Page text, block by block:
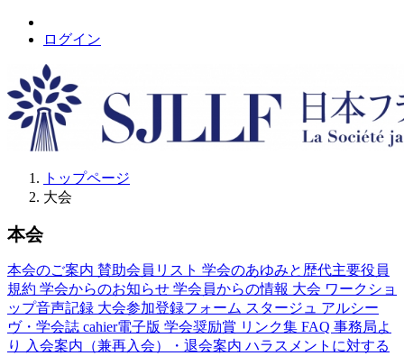
ログイン
トップページ
大会
本会
本会のご案内 賛助会員リスト 学会のあゆみと歴代主要役員
規約 学会からのお知らせ 学会員からの情報 大会 ワークショ
ップ音声記録 大会参加登録フォーム スタージュ アルシー
ヴ・学会誌 cahier電子版 学会奨励賞 リンク集 FAQ 事務局よ
り
入会案内（兼再入会）・退会案内 ハラスメントに対する